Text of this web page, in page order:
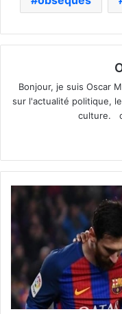
Bonjour, je suis Oscar
sur l'actualité politique,
culture.